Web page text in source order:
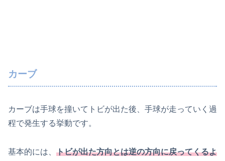
カーブ
カーブは手球を撞いてトビが出た後、手球が走っていく過
程で発生する挙動です。
基本的には、 トビが出た方向とは逆の方向に戻ってくるよ